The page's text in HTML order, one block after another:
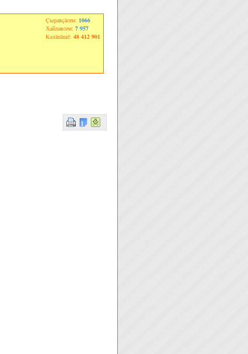
Çыравçăсем: 1066
Хайлавсем: 7 957
Калăпăшĕ: 48 412 901